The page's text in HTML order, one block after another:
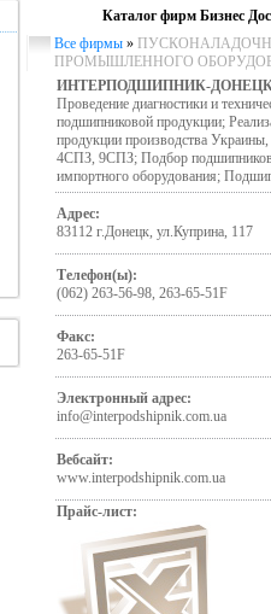
Каталог фирм Бизнес
Все фирмы »
ПРОМЫШЛЕННОГО
ИНТЕРПОДШИПНИК-
Проведение диагностики и
подшипниковой продукции;
продукции производства
4СПЗ, 9СПЗ; Подбор подшипников
импортного оборудования;
Адрес:
83112 г.Донецк, ул.Куприна, 117
Телефон(ы):
(062) 263-56-98, 263-65-51F
Факс:
263-65-51F
Электронный адрес:
info@interpodshipnik.com.ua
Вебсайт:
www.interpodshipnik.com.ua
Прайс-лист: